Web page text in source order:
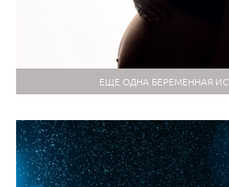
ЕЩЕ ОДНА БЕРЕМЕННАЯ